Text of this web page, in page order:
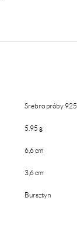
Srebro próby 925
5.95 g
6,6 cm
3,6 cm
Bursztyn